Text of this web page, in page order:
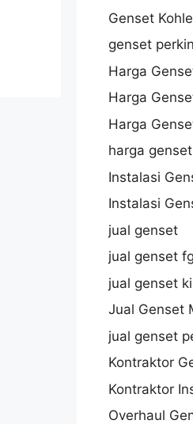
Genset
genset
Harga
Harga
Harga
harga
Instalasi
Instalasi
jual genset
jual genset
jual genset
Jual Genset
jual genset
Kontraktor
Kontraktor
Overhaul